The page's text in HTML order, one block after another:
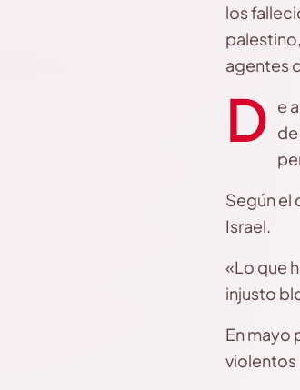
los
agentes
D e
Según el
Israel.
«Lo que
injusto
En mayo
violentos